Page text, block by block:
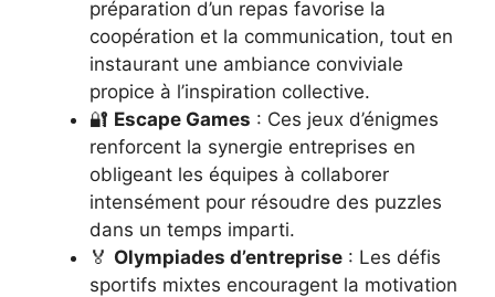
préparation d’un repas favorise la
coopération et la communication, tout en
instaurant une ambiance conviviale
propice à l’inspiration collective.
🔐 Escape Games : Ces jeux d’énigmes
renforcent la synergie entreprises en
obligeant les équipes à collaborer
intensément pour résoudre des puzzles
dans un temps imparti.
🏅 Olympiades d’entreprise : Les défis
sportifs mixtes encouragent la motivation